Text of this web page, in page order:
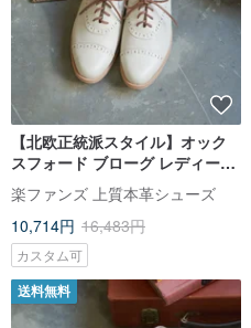
【北欧正統派スタイル】オック
スフォード ブローグ レディース
シューズ。アイボリー
楽ファンズ 上質本革シューズ
10,714円 16,483円
カスタム可
送料無料